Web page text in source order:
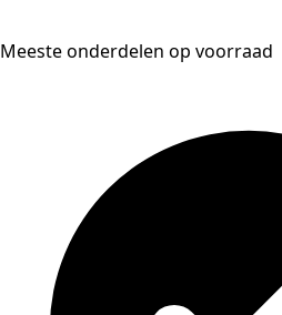
Meeste onderdelen op voorraad